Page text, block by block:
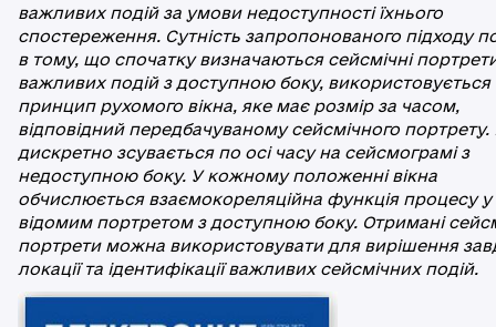
важливих подій за умови недоступності їхнього
спостереження. Сутність запропонованого підходу
в тому, що спочатку визначаються сейсмічні
важливих подій з доступною боку, використовується
принцип рухомого вікна, яке має розмір за часом,
відповідний передбачуваному сейсмічного портрету.
дискретно зсувається по осі часу на сейсмограмі з
недоступною боку. У кожному положенні вікна
обчислюється взаємокореляційна функція процесу у
відомим портретом з доступною боку. Отримані
портрети можна використовувати для вирішення
локації та ідентифікації важливих сейсмічних подій.